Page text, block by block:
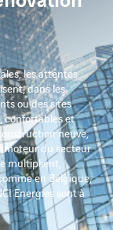
Twitter
par
les attentes
dans les
ou des sites
confortables et
neuve,
moteur du secteur
multiplient,
en Belgique,
Energies sont à